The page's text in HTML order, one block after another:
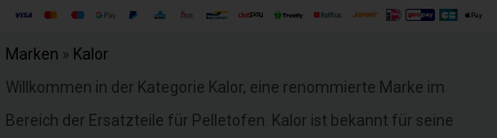
Marken » Kalor
Willkommen in der Kategorie Kalor, eine renommierte Marke im
Bereich der Ersatzteile für Pelletofen. Kalor ist bekannt für seine